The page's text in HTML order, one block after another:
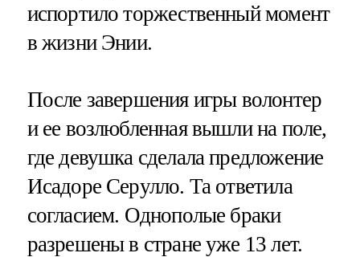
испортило торжественный момент
в жизни Энии.
После завершения игры волонтер
и ее возлюбленная вышли на поле,
где девушка сделала предложение
Исадоре Серулло. Та ответила
согласием. Однополые браки
разрешены в стране уже 13 лет.